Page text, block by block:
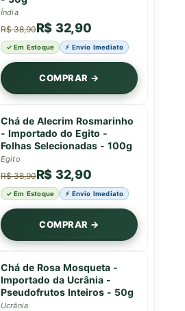
Índia
R$ 38,90R$ 32,90
✓ Em Estoque ⚡ Envio Imediato
COMPRAR →
Chá de Alecrim Rosmarinho
- Importado do Egito -
Folhas Selecionadas - 100g
Egito
R$ 38,90R$ 32,90
✓ Em Estoque ⚡ Envio Imediato
COMPRAR →
Chá de Rosa Mosqueta -
Importado da Ucrânia -
Pseudofrutos Inteiros - 50g
Ucrânia